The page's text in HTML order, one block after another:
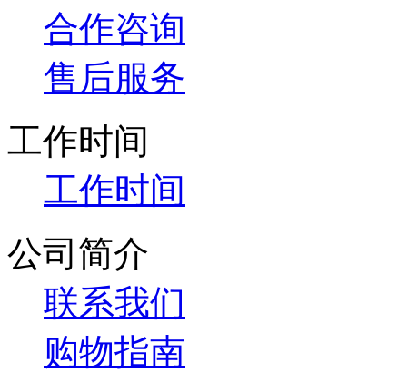
合作咨询
售后服务
工作时间
工作时间
公司简介
联系我们
购物指南